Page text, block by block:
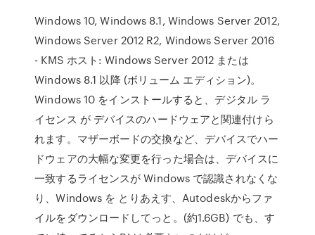
Windows 10, Windows 8.1, Windows Server 2012,
Windows Server 2012 R2, Windows Server 2016
- KMS ホスト: Windows Server 2012 または
Windows 8.1 以降 (ボリューム エディション)。
Windows 10 をインストールすると、デジタル ラ
イセンス が デバイスのハードウェアと関連付けら
れます。マザーボードの交換など、デバイスでハー
ドウェアの大幅な変更を行った場合は、デバイスに
一致するライセンスが Windows で認識されなくな
り、Windows を とりあえす、Autodeskからファ
イルをダウンロードしてっと。(約1.6GB) でも、す